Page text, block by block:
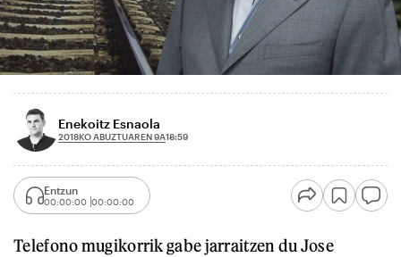
Enekoitz Esnaola
2018KO ABUZTUAREN 9A18:59
Entzun
00:00:00 00:00:00
Telefono mugikorrik gabe jarraitzen du Jose